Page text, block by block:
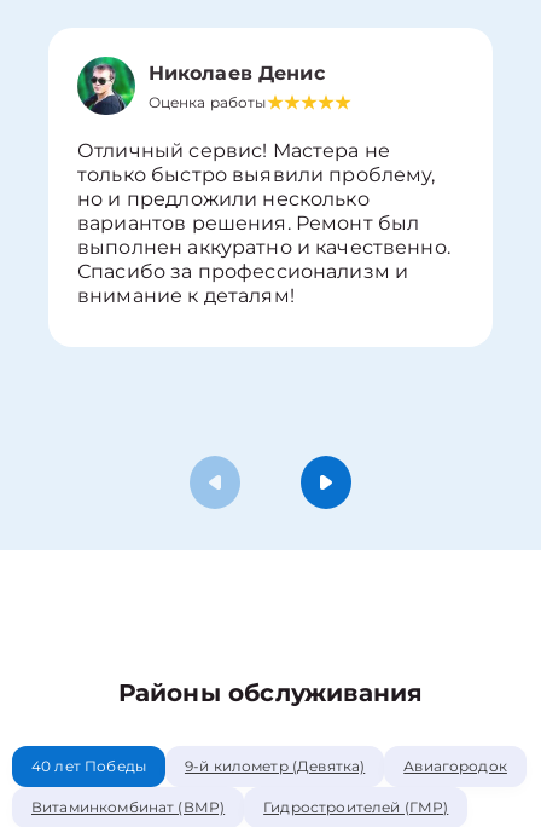
Николаев Денис
Оценка работы
Отличный сервис! Мастера не
только быстро выявили проблему,
но и предложили несколько
вариантов решения. Ремонт был
выполнен аккуратно и качественно.
Спасибо за профессионализм и
внимание к деталям!
Районы обслуживания
40 лет Победы 9-й километр (Девятка) Авиагородок
Витаминкомбинат (ВМР) Гидростроителей (ГМР)